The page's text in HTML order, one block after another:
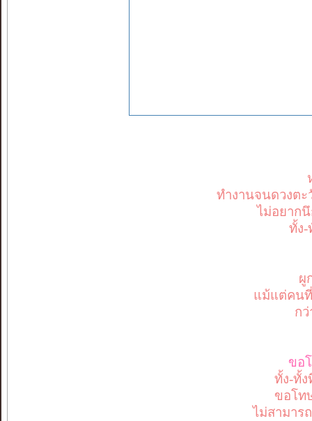
ทำงานจนดวงตะ
ไม่อยาก
ทั้ง-
ผู
แม้แต่คนที่
ก
ขอ
ทั้ง-ทั้
ขอโท
ไม่สามาร